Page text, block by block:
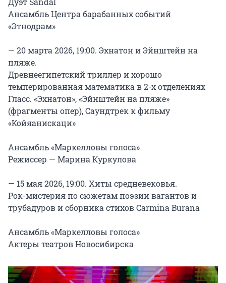
Ансамбль Центра барабанных событий
«Этнодрам»
— 20 марта 2026, 19:00. Эхнатон и Эйнштейн на
пляже.
Древнеегипетский триллер и хорошо
темперированная математика в 2-х отделениях
Гласс. «Эхнатон», «Эйнштейн на пляже»
(фрагменты опер), Саундтрек к фильму
«Койяанискаци»
Ансамбль «Маркелловы голоса»
Режиссер — Марина Куркулова
— 15 мая 2026, 19:00. Хиты средневековья.
Рок-мистерия по сюжетам поэзии вагантов и
трубадуров и сборника стихов Carmina Burana
Ансамбль «Маркелловы голоса»
Актеры театров Новосибирска